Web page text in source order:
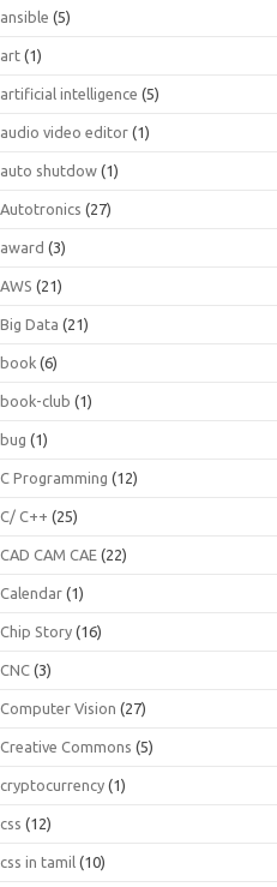
ansible (5)
art (1)
artificial intelligence (5)
audio video editor (1)
auto shutdow (1)
Autotronics (27)
award (3)
AWS (21)
Big Data (21)
book (6)
book-club (1)
bug (1)
C Programming (12)
C/ C++ (25)
CAD CAM CAE (22)
Calendar (1)
Chip Story (16)
CNC (3)
Computer Vision (27)
Creative Commons (5)
cryptocurrency (1)
css (12)
css in tamil (10)